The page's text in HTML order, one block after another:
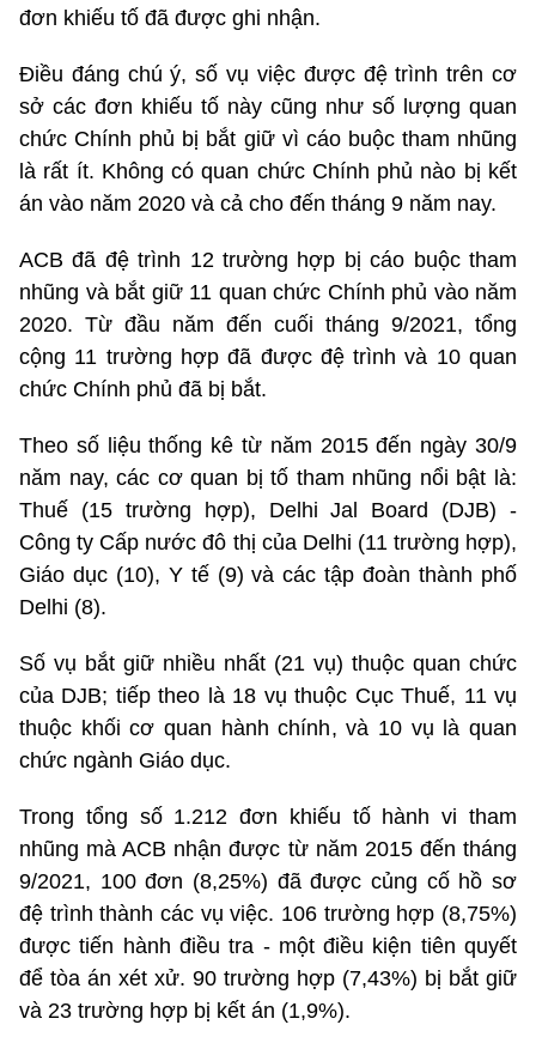
đơn khiếu tố đã được ghi nhận.
Điều đáng chú ý, số vụ việc được đệ trình trên cơ
sở các đơn khiếu tố này cũng như số lượng quan
chức Chính phủ bị bắt giữ vì cáo buộc tham nhũng
là rất ít. Không có quan chức Chính phủ nào bị kết
án vào năm 2020 và cả cho đến tháng 9 năm nay.
ACB đã đệ trình 12 trường hợp bị cáo buộc tham
nhũng và bắt giữ 11 quan chức Chính phủ vào năm
2020. Từ đầu năm đến cuối tháng 9/2021, tổng
cộng 11 trường hợp đã được đệ trình và 10 quan
chức Chính phủ đã bị bắt.
Theo số liệu thống kê từ năm 2015 đến ngày 30/9
năm nay, các cơ quan bị tố tham nhũng nổi bật là:
Thuế (15 trường hợp), Delhi Jal Board (DJB) -
Công ty Cấp nước đô thị của Delhi (11 trường hợp),
Giáo dục (10), Y tế (9) và các tập đoàn thành phố
Delhi (8).
Số vụ bắt giữ nhiều nhất (21 vụ) thuộc quan chức
của DJB; tiếp theo là 18 vụ thuộc Cục Thuế, 11 vụ
thuộc khối cơ quan hành chính, và 10 vụ là quan
chức ngành Giáo dục.
Trong tổng số 1.212 đơn khiếu tố hành vi tham
nhũng mà ACB nhận được từ năm 2015 đến tháng
9/2021, 100 đơn (8,25%) đã được củng cố hồ sơ
đệ trình thành các vụ việc. 106 trường hợp (8,75%)
được tiến hành điều tra - một điều kiện tiên quyết
để tòa án xét xử. 90 trường hợp (7,43%) bị bắt giữ
và 23 trường hợp bị kết án (1,9%).